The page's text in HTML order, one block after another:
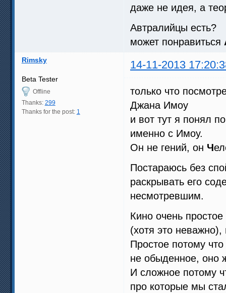
даже не идея, а
Автралийцы есть?
может понравиться
Rimsky 14-11-2013
Beta Tester
Offline
Thanks: 299
Thanks for the post: 1
только что
Джана Имоу
и вот тут я понял
именно с Имоу.
Он не гений, он Ч
Постараюсь без
раскрывать его
несмотревшим.
Кино очень
(хотя это
Простое потому
не обыденное, оно
И сложное потому
про которые мы